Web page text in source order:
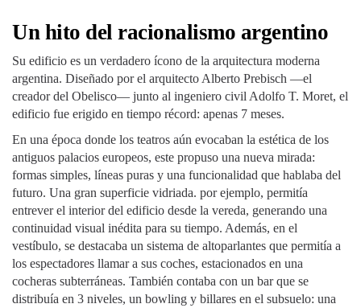
Un hito del racionalismo argentino
Su edificio es un verdadero ícono de la arquitectura moderna
argentina. Diseñado por el arquitecto Alberto Prebisch —el
creador del Obelisco— junto al ingeniero civil Adolfo T. Moret, el
edificio fue erigido en tiempo récord: apenas 7 meses.
En una época donde los teatros aún evocaban la estética de los
antiguos palacios europeos, este propuso una nueva mirada:
formas simples, líneas puras y una funcionalidad que hablaba del
futuro. Una gran superficie vidriada. por ejemplo, permitía
entrever el interior del edificio desde la vereda, generando una
continuidad visual inédita para su tiempo. Además, en el
vestíbulo, se destacaba un sistema de altoparlantes que permitía a
los espectadores llamar a sus coches, estacionados en una
cocheras subterráneas. También contaba con un bar que se
distribuía en 3 niveles, un bowling y billares en el subsuelo: una